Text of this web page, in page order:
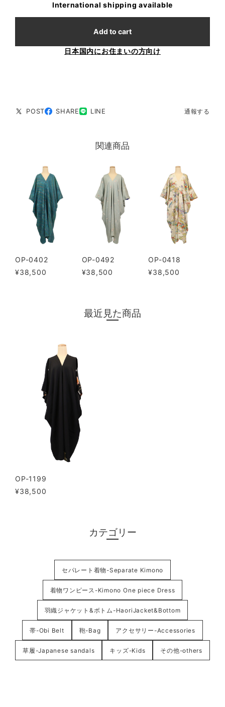
International shipping available
Add to cart
日本国内にお住まいの方向け
POST SHARE LINE 通報する
関連商品
OP-0402
¥38,500
OP-0492
¥38,500
OP-0418
¥38,500
最近見た商品
OP-1199
¥38,500
カテゴリー
セパレート着物-Separate Kimono
着物ワンピース-Kimono One piece Dress
羽織ジャケット&ボトム-HaoriJacket&Bottom
帯-Obi Belt 鞄-Bag アクセサリー-Accessories
草履-Japanese sandals キッズ-Kids その他-others